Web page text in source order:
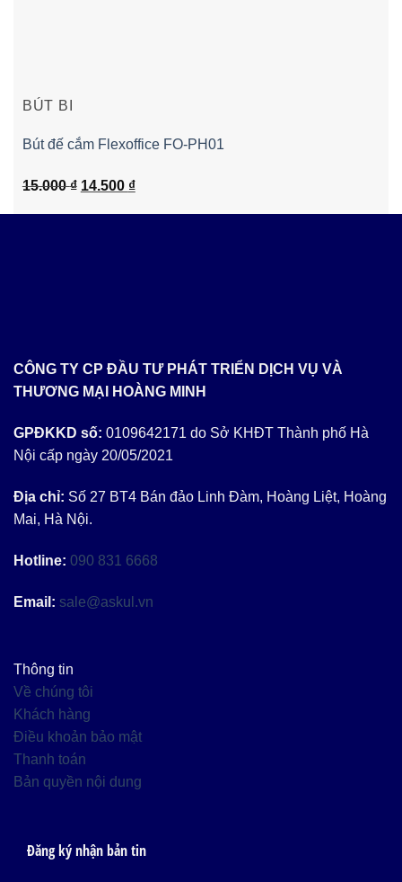
BÚT BI
Bút đế cắm Flexoffice FO-PH01
15.000₫ Giá
14.500 ₫Giá
CÔNG TY CP ĐẦU TƯ PHÁT TRIỂN DỊCH VỤ VÀ
THƯƠNG MẠI HOÀNG MINH
GPĐKKD số: 0109642171 do Sở KHĐT Thành phố Hà
Nội cấp ngày 20/05/2021
Địa chỉ: Số 27 BT4 Bán đảo Linh Đàm, Hoàng Liệt, Hoàng
Mai, Hà Nội.
Hotline: 090 831 6668
Email: sale@askul.vn
Thông tin
Về chúng tôi
Khách hàng
Điều khoản bảo mật
Thanh toán
Bản quyền nội dung
Đăng ký nhận bản tin